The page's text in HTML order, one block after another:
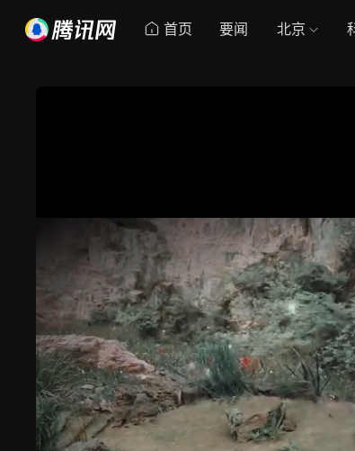
首页 要闻 北京